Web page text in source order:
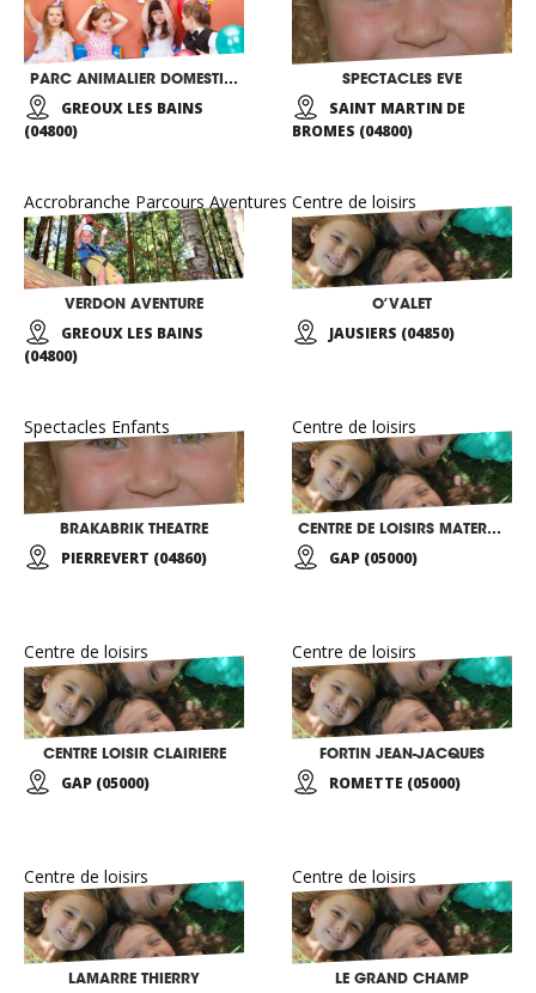
PARC ANIMALIER DOMESTIQUE
GREOUX LES BAINS
(04800)
SPECTACLES EVE
SAINT MARTIN DE
BROMES (04800)
Accrobranche Parcours Aventures
VERDON AVENTURE
GREOUX LES BAINS
(04800)
Centre de loisirs
O’VALET
JAUSIERS (04850)
Spectacles Enfants
BRAKABRIK THEATRE
PIERREVERT (04860)
Centre de loisirs
CENTRE DE LOISIRS MATERNEL BELLEVUE
GAP (05000)
Centre de loisirs
CENTRE LOISIR CLAIRIERE
GAP (05000)
Centre de loisirs
FORTIN JEAN-JACQUES
ROMETTE (05000)
Centre de loisirs
LAMARRE THIERRY
Centre de loisirs
LE GRAND CHAMP